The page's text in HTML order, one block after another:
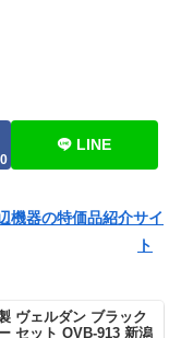
0
LINE
機器の特価品紹介サイ
ト
ヴェルダン ブラック
セット OVB-913 新潟